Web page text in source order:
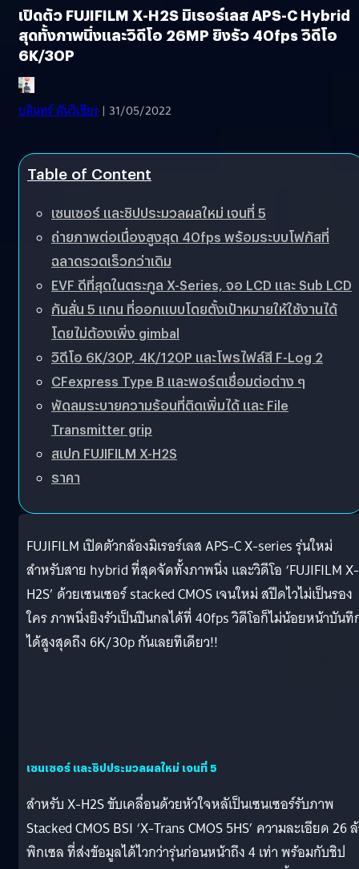
เปิดตัว FUJIFILM X-H2S มิเรอร์เลส APS-C Hybrid
สุดทั้งภาพนิ่งและวิดีโอ 26MP ยิงรัว 40fps วิดีโอ
6K/30P
บดินทร์ ตันวิเชียร | 31/05/2022
Table of Content
เซนเซอร์ และชิปประมวลผลใหม่ เจนที่ 5
ถ่ายภาพต่อเนื่องสูงสุด 40fps พร้อมระบบโฟกัสที่
ฉลาดรวดเร็วกว่าเดิม
EVF ดีที่สุดในตระกูล X-Series, จอ LCD และ Sub LCD
กันสั่น 5 แกน ที่ออกแบบโดยตั้งเป้าหมายให้ใช้งานได้
โดยไม่ต้องเพิ่ง gimbal
วิดีโอ 6K/30P, 4K/120P และโพรไฟล์สี F-Log 2
CFexpress Type B และพอร์ตเชื่อมต่อต่าง ๆ
พัดลมระบายความร้อนที่ติดเพิ่มได้ และ File
Transmitter grip
สเปก FUJIFILM X-H2S
ราคา
FUJIFILM เปิดตัวกล้องมิเรอร์เลส APS-C X-series รุ่นใหม่
สำหรับสาย hybrid ที่สุดจัดทั้งภาพนิ่ง และวิดีโอ ‘FUJIFILM X-
H2S’ ด้วยเซนเซอร์ stacked CMOS เจนใหม่ สปีดไวไม่เป็นรอง
ใคร ภาพนิ่งยิงรัวเป็นปืนกลได้ที่ 40fps วิดีโอก็ไม่น้อยหน้าบันทึ
ได้สูงสุดถึง 6K/30p กันเลยทีเดียว!!
เซนเซอร์ และชิปประมวลผลใหม่ เจนที่ 5
สำหรับ X-H2S ขับเคลื่อนด้วยหัวใจหลัเป็นเซนเซอร์รับภาพ
Stacked CMOS BSI ‘X-Trans CMOS 5HS’ ความละเอียด 26
พิกเซล ที่ส่งข้อมูลได้ไวกว่ารุ่นก่อนหน้าถึง 4 เท่า พร้อมกับชิป